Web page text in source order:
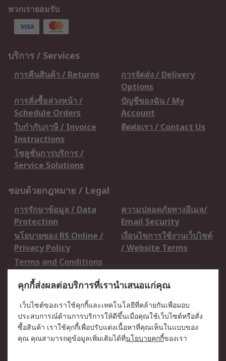
พวกเรายอมรับ
บริการ / Services
การคืนสินค้า / Returns
การจัดส่ง / Delivery
Options
การสั่งซื้อล่วงหน้า /
Schedule Orders
บัญชีของฉัน / My
Account
ใบกำกับภาษี / Invoice
Instructions
ติดต่อเรา / Contact Us
โซลูชั่นการบริการ /
Service Solutions
ชอบด้วยกฎหมาย / Legal
การรักษาข้อมูล / Data
Protection
ความปลอดภัยทางอีเมล/
Email Security
นโยบายของ RS Online /
Privacy Policy
เงื่อนไขการใช้งานเว็บไซต์
/ Website Terms
Terms and Conditions
เกี่ยวกับ RS / About RS
RS ทั่วโลก / RS
Worldwide
ข่าวประชาสัมพันธ์ / Press
Centre
บริษัทในเครือ RS /
วิธีการชำระเงิน /
คุกกี้ส่งผลต่อบริการที่เรานำเสนอแก่คุณ
เว็บไซต์ของเราใช้คุกกี้และเทคโนโลยีที่คล้ายกันเพื่อมอบ
ประสบการณ์ด้านการบริการให้ดีขึ้นเมื่อคุณใช้เว็บไซต์หรือสั่ง
ซื้อสินค้า เราใช้คุกกี้เพื่อปรับแต่งเนื้อหาที่คุณเห็นในแบบของ
คุณ คุณสามารถดูข้อมูลเพิ่มเติมได้ที่นโยบายคุกกี้ของเรา